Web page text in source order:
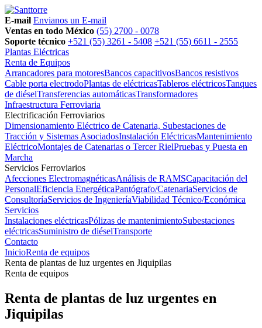
E-mail Envianos un E-mail
Ventas en todo México (55) 2700 - 0078
Soporte técnico +521 (55) 3261 - 5408 +521 (55) 6611 - 2555
Plantas Eléctricas
Renta de Equipos
Arrancadores para motoresBancos capacitivosBancos resistivos
Cable porta electrodoPlantas de eléctricasTableros eléctricosTanques
de diéselTransferencias automáticasTransformadores
Infraestructura Ferroviaria
Electrificación Ferroviarios
Dimensionamiento Eléctrico de Catenaria, Subestaciones de
Tracción y Sistemas AsociadosInstalación EléctricasMantenimiento
EléctricoMontajes de Catenarias o Tercer RielPruebas y Puesta en
Marcha
Servicios Ferroviarios
Afecciones ElectromagnéticasAnálisis de RAMSCapacitación del
PersonalEficiencia EnergéticaPantógrafo/CatenariaServicios de
ConsultoríaServicios de IngenieríaViabilidad Técnico/Económica
Servicios
Instalaciones eléctricasPólizas de mantenimientoSubestaciones
eléctricasSuministro de diéselTransporte
Contacto
InicioRenta de equipos
Renta de plantas de luz urgentes en Jiquipilas
Renta de equipos
Renta de plantas de luz urgentes en
Jiquipilas